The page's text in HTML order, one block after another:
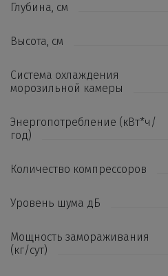
Глубина, см
Высота, см
Система охлаждения
морозильной камеры
Энергопотребление (кВт*ч/
год)
Количество компрессоров
Уровень шума дБ
Мощность замораживания
(кг/сут)